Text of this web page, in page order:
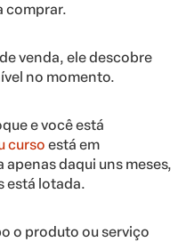
comprar.
venda, ele descobre
no momento.
e você está
curso está em
daqui uns meses,
está lotada.
o produto ou serviço